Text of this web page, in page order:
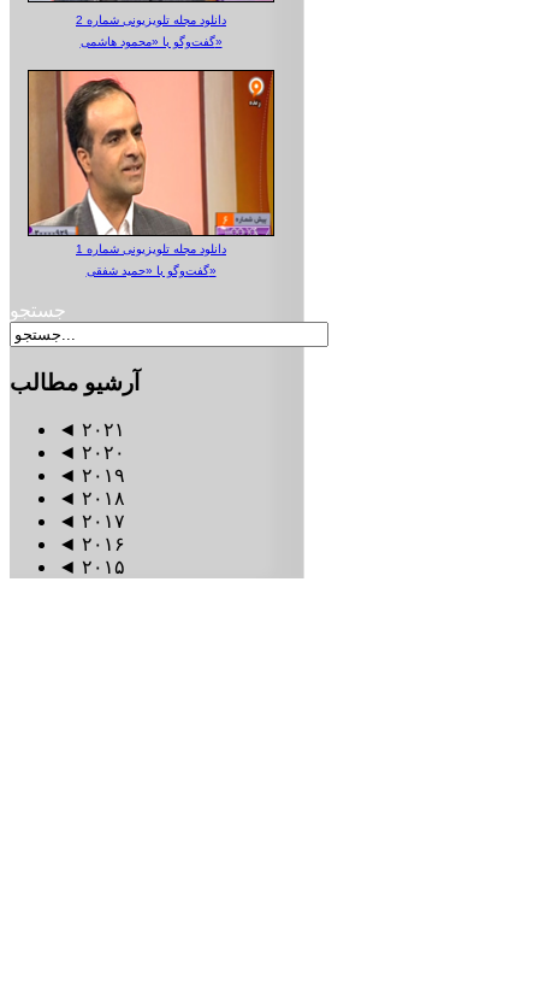
دانلود مجله تلویزیونی شماره 2
گفت‌وگو با «محمود هاشمی»
دانلود مجله تلویزیونی شماره 1
گفت‌وگو با «حمید شفقی»
جستجو
آرشیو مطالب
◄ ۲۰۲۱
◄ ۲۰۲۰
◄ ۲۰۱۹
◄ ۲۰۱۸
◄ ۲۰۱۷
◄ ۲۰۱۶
◄ ۲۰۱۵